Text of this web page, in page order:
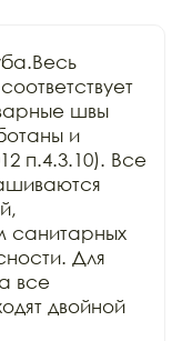
швы
и
п.4.3.10). Все
санитарных
Для
все
двойной